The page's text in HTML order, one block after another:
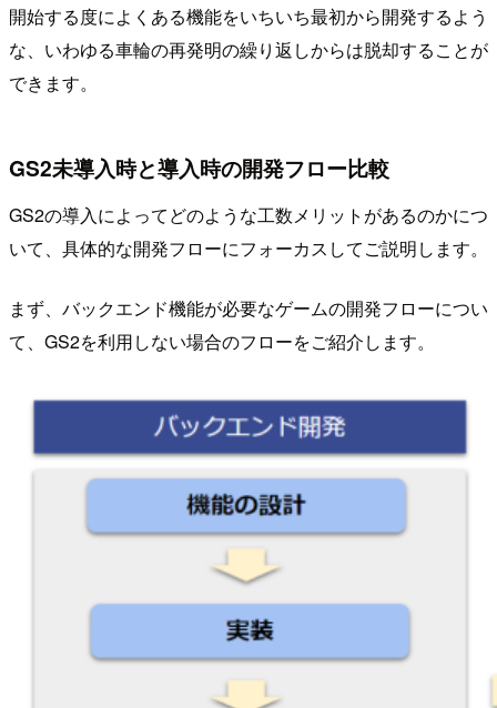
開始する度によくある機能をいちいち最初から開発するよう
な、いわゆる車輪の再発明の繰り返しからは脱却することが
できます。
GS2未導入時と導入時の開発フロー比較
GS2の導入によってどのような工数メリットがあるのかにつ
いて、具体的な開発フローにフォーカスしてご説明します。
まず、バックエンド機能が必要なゲームの開発フローについ
て、GS2を利用しない場合のフローをご紹介します。